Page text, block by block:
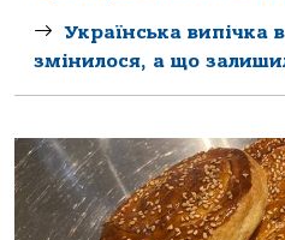
Українська випічка
змінилося, а що